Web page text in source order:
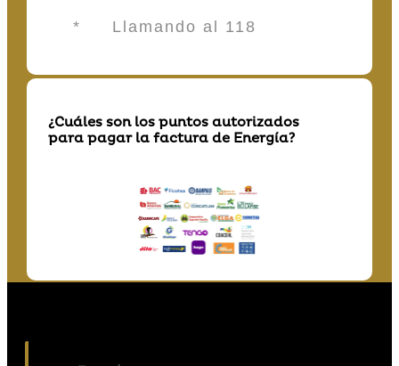
* Llamando al 118
¿Cuáles son los puntos autorizados
para pagar la factura de Energía?